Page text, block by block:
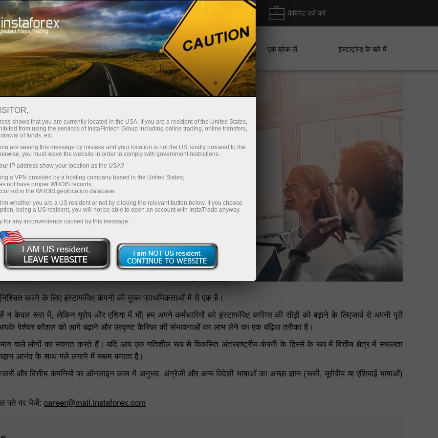
तुरंत खाता खोलना ट्रेडिंग प्लेटफॉर्म कैबिनेट दर्ज करें
नए लोगों के लिए पार्टनर्स के लिए कंपनी सेवाएँ एक ब्रेक लें इंस्टाट्रेड के बारे में
है - जैसे
of them
Methods of deposit / withdrawal of funds
Deposit money Money withdrawal
Trading in the browser
करने के लिए इंस्टाफॉरेक्ष् कंपनी की मुख्य प्राथमिकताओं में से एक है।
रूस में, लेकिन यूरोप और एशिया में भी| हम अपने कर्मचारियों को इंस्टाफॉरेक्ष् करियर की सीढ़ी को बढ़ाने के लिएजार्व से अपनी पूरी
आपके पेशेवर कौशल को आगे बढ़ाने और उत्कृष्ट कैरियर की संभावनाओं का लाभ लेने का एक बढ़िया तरीका है।
वाले लोगों का स्वागत करते हैं। यदि आप एक गतिशील रूप से विकसित अंतरराष्ट्रीय कंपनी के हिस्से के रूप में वित्तीय क्षेत्र में सफलता
आनंद के साथ गले लगाने में सक्षम बनाता है।
बाजारों और वित्तीय कंपनियों पर ऑनलाइन काम में अनुभव, अंग्रेजी और अन्य विदेशी भाषाओं का अच्छा ज्ञान (रूसी, यूरोपीय या एशियाई भाषाओं)
पते पर भेजें: career@mail.instaforex.com
shows that you are currently located in the USA. If you are a resident of the United States,
from using the services of InstaFintech Group including online trading, online transfers,
of funds, etc.
are seeing this message by mistake and your location is not the US, kindly proceed to the
you must leave the website in order to comply with government restrictions.
IP address show your location as the USA?
a VPN provided by a hosting company based in the United States;
not have proper WHOIS records;
in the WHOIS geolocation database.
whether you are a US resident or not by clicking the relevant button below. If you choose
being a US resident, you will not be able to open an account with InstaTrade anyway.
for any inconvenience caused by this message.